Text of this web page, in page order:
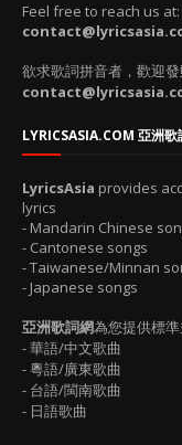
Feel free to reach us at:
欲求歌詞拼音者，歡迎發
LYRICSASIA.COM 亞洲歌
LyricsAsia provides
lyrics
- Mandarin Chinese
- Cantonese songs
- Taiwanese/Minnan
- Japanese songs
亞洲歌詞網為您提供標
- 華語/中文歌曲
- 粵語/廣東歌曲
- 台語/閩南歌曲
- 日語歌曲